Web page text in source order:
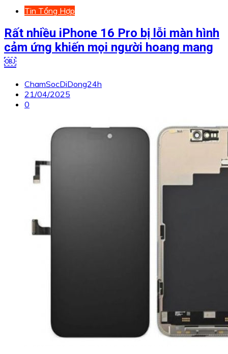
Tin Tổng Hợp
Rất nhiều iPhone 16 Pro bị lỗi màn hình
cảm ứng khiến mọi người hoang mang
￼
ChamSocDiDong24h
21/04/2025
0